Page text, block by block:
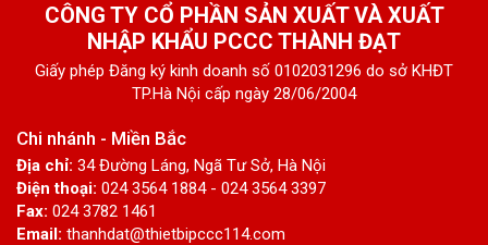
CÔNG TY CỔ PHẦN SẢN XUẤT VÀ XUẤT
NHẬP KHẨU PCCC THÀNH ĐẠT
Giấy phép Đăng ký kinh doanh số 0102031296 do sở KHĐT
TP.Hà Nội cấp ngày 28/06/2004
Chi nhánh - Miền Bắc
Địa chỉ: 34 Đường Láng, Ngã Tư Sở, Hà Nội
Điện thoại: 024 3564 1884 - 024 3564 3397
Fax: 024 3782 1461
Email: thanhdat@thietbipccc114.com